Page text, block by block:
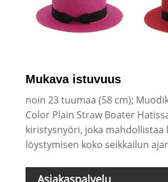
Mukava istuvuus
noin 23 tuumaa (58 cm);
Color Plain Straw Boater
kiristysnyöri, joka mahdollistaa
löystymisen koko seikkailun